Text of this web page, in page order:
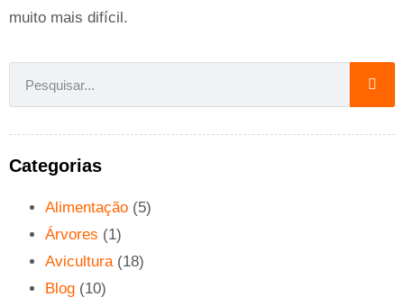
muito mais difícil.
Categorias
Alimentação (5)
Árvores (1)
Avicultura(18)
Blog (10)